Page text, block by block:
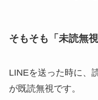
そもそも「未読無
LINEを送った時に、
が既読無視です。